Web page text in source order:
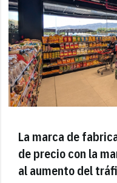
La marca de
de precio con la
al aumento del